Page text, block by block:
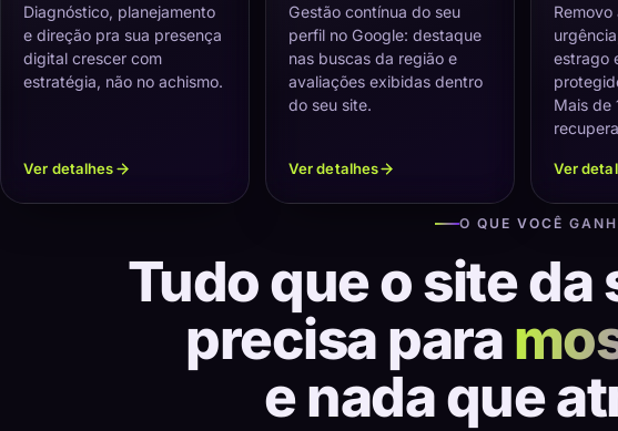
Diagnóstico, planejamento
e direção pra sua presença
digital crescer com
estratégia, não no achismo.
Ver detalhes
Gestão contínua do seu
perfil no Google: destaque
nas buscas da região e
avaliações exibidas dentro
do seu site.
Ver detalhes
estrago
Mais de
Ver
O QUE VOCÊ
Tudo que o site
precisa para
e nada que